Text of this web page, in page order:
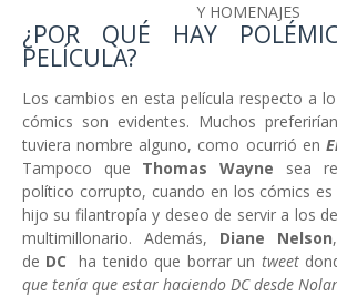
Y HOMENAJES
¿POR QUÉ HAY
PELÍCULA?
Los cambios en esta película respecto a
cómics son evidentes. Muchos
tuviera nombre alguno, como ocurrió en
Tampoco que Thomas Wayne sea
político corrupto, cuando en los cómics es
hijo su filantropía y deseo de servir a los
multimillonario. Además, Diane Nelson
de DC ha tenido que borrar un tweet
que tenía que estar haciendo DC desde